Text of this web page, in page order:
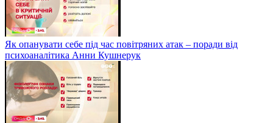
Як опанувати себе під час повітряних атак – поради від
психоаналітика Анни Кушнерук